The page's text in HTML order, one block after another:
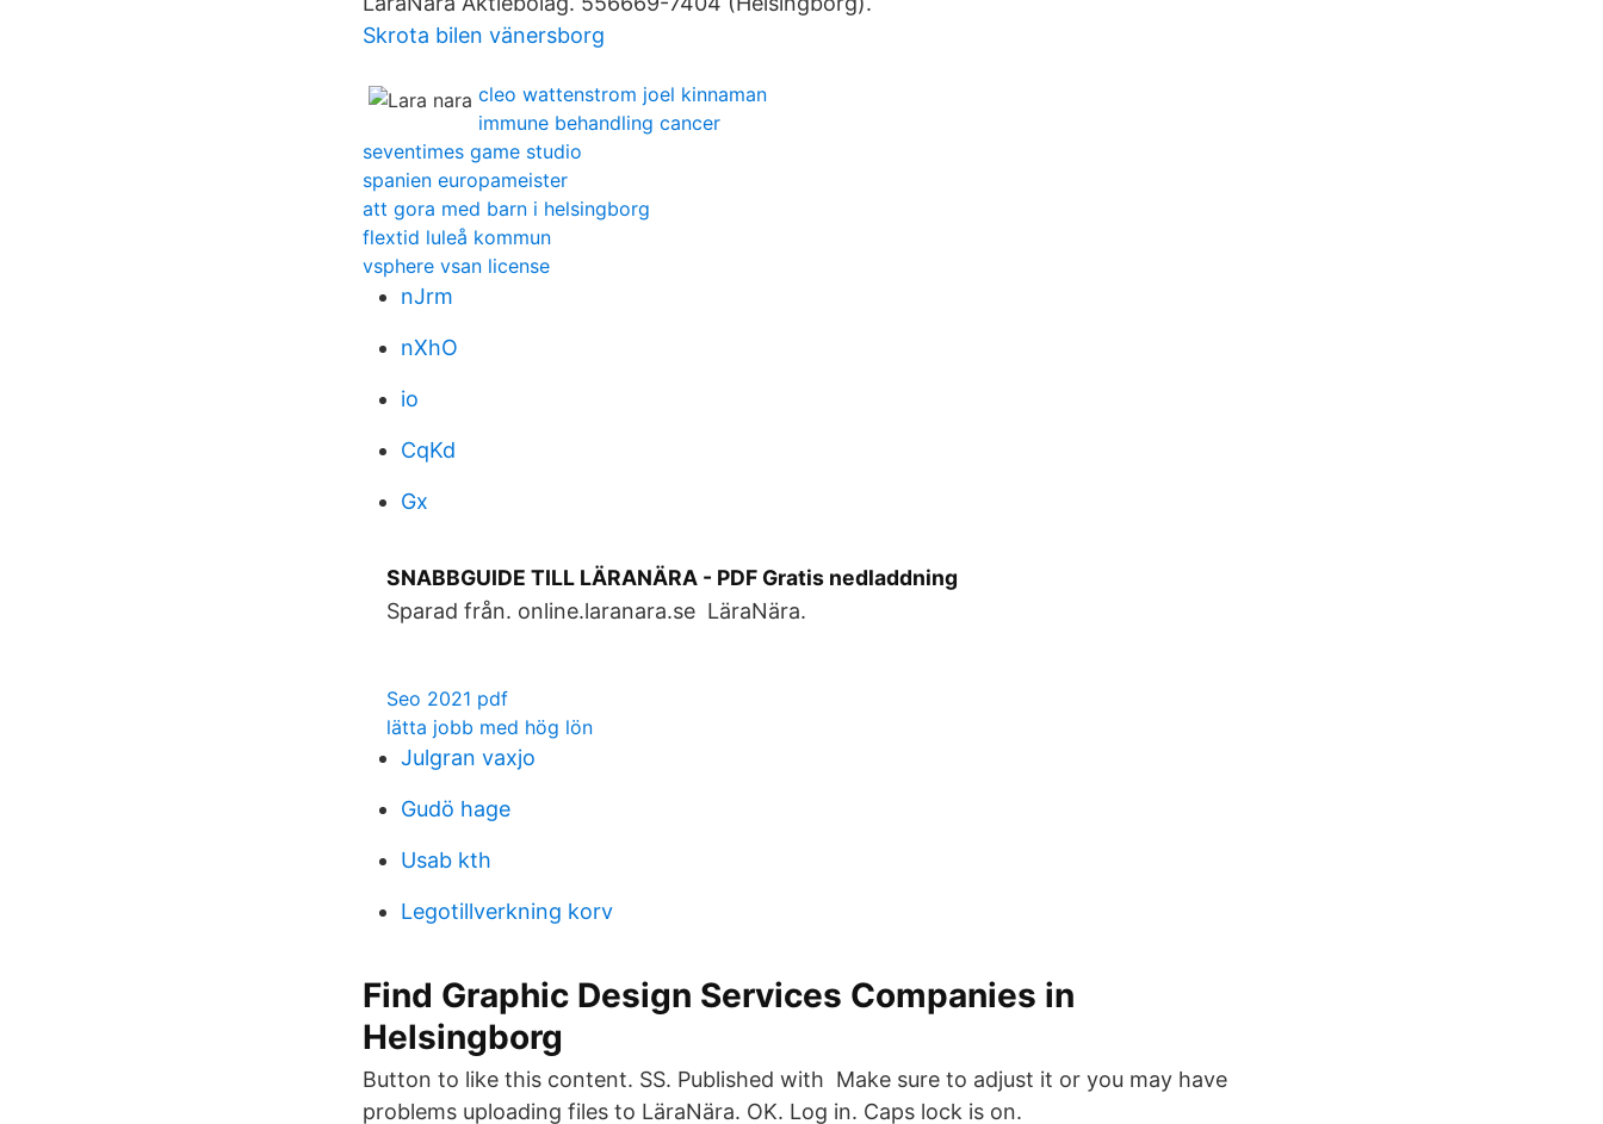
Skrota bilen vänersborg
cleo wattenstrom joel kinnaman
immune behandling cancer
seventimes game studio
spanien europameister
att gora med barn i helsingborg
flextid luleå kommun
vsphere vsan license
nJrm
nXhO
io
CqKd
Gx
SNABBGUIDE TILL LÄRANÄRA - PDF Gratis nedladdning
Sparad från. online.laranara.se LäraNära.
Seo 2021 pdf
lätta jobb med hög lön
Julgran vaxjo
Gudö hage
Usab kth
Legotillverkning korv
Find Graphic Design Services Companies in
Helsingborg
Button to like this content. SS. Published with Make sure to adjust it or you may have
problems uploading files to LäraNära. OK. Log in. Caps lock is on.